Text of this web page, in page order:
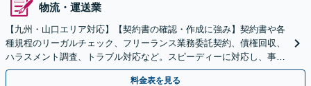
物流・運送業
【九州・山口エリア対応】【契約書の確認・作成に強み】契約書や各
種規程のリーガルチェック、フリーランス業務委託契約、債権回収、
ハラスメント調査、トラブル対応など。スピーディーに対応し、事業
成長を法的側面よりしっかりとサポート【駐車場あり】
料金表を見る